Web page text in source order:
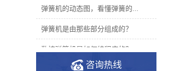
弹簧机的动态图，看懂弹簧的...
弹簧机是由那些部分组成的？
数控弹簧机是如何编程序的？
咨询热线